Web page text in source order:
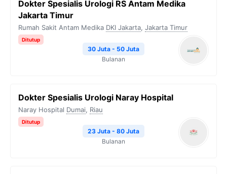
Dokter Spesialis Urologi RS Antam Medika
Jakarta Timur
Rumah Sakit Antam Medika DKI Jakarta, Jakarta Timur
Ditutup
30 Juta - 50 Juta
Bulanan
Dokter Spesialis Urologi Naray Hospital
Naray Hospital Dumai, Riau
Ditutup
23 Juta - 80 Juta
Bulanan